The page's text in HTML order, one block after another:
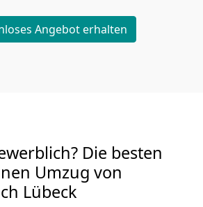
Angebot erhalten
Die besten
Umzug von
Lübeck